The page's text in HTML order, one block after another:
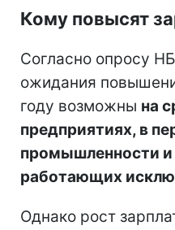
Кому повысят
Согласно опросу
ожидания
году возможны на
предприятиях, в
промышленности
работающих
Однако рост